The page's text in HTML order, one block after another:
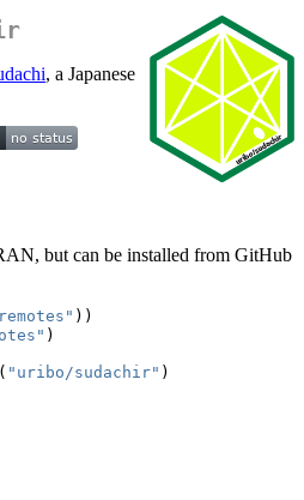
, a Japanese
but can be installed from GitHub
))
)
( "uribo/sudachir" )